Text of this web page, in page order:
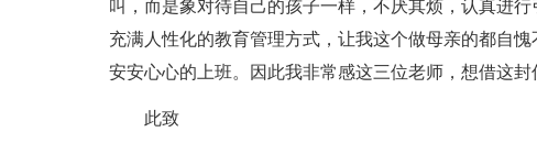
叫，而是象对待自己的孩子一样，不厌其烦，认真进
充满人性化的教育管理方式，让我这个做母亲的都自
安安心心的上班。因此我非常感这三位老师，想借这
此致